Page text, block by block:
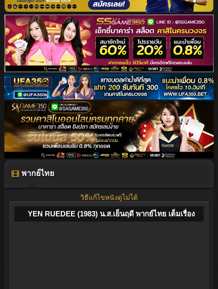
พากย์ไทย
วิธีแก้ไขหนังดูไม่ได้
YEN RUEDEE (1983) น.ส.เย็นฤดี พากย์ไทย เต็มเรื่อง